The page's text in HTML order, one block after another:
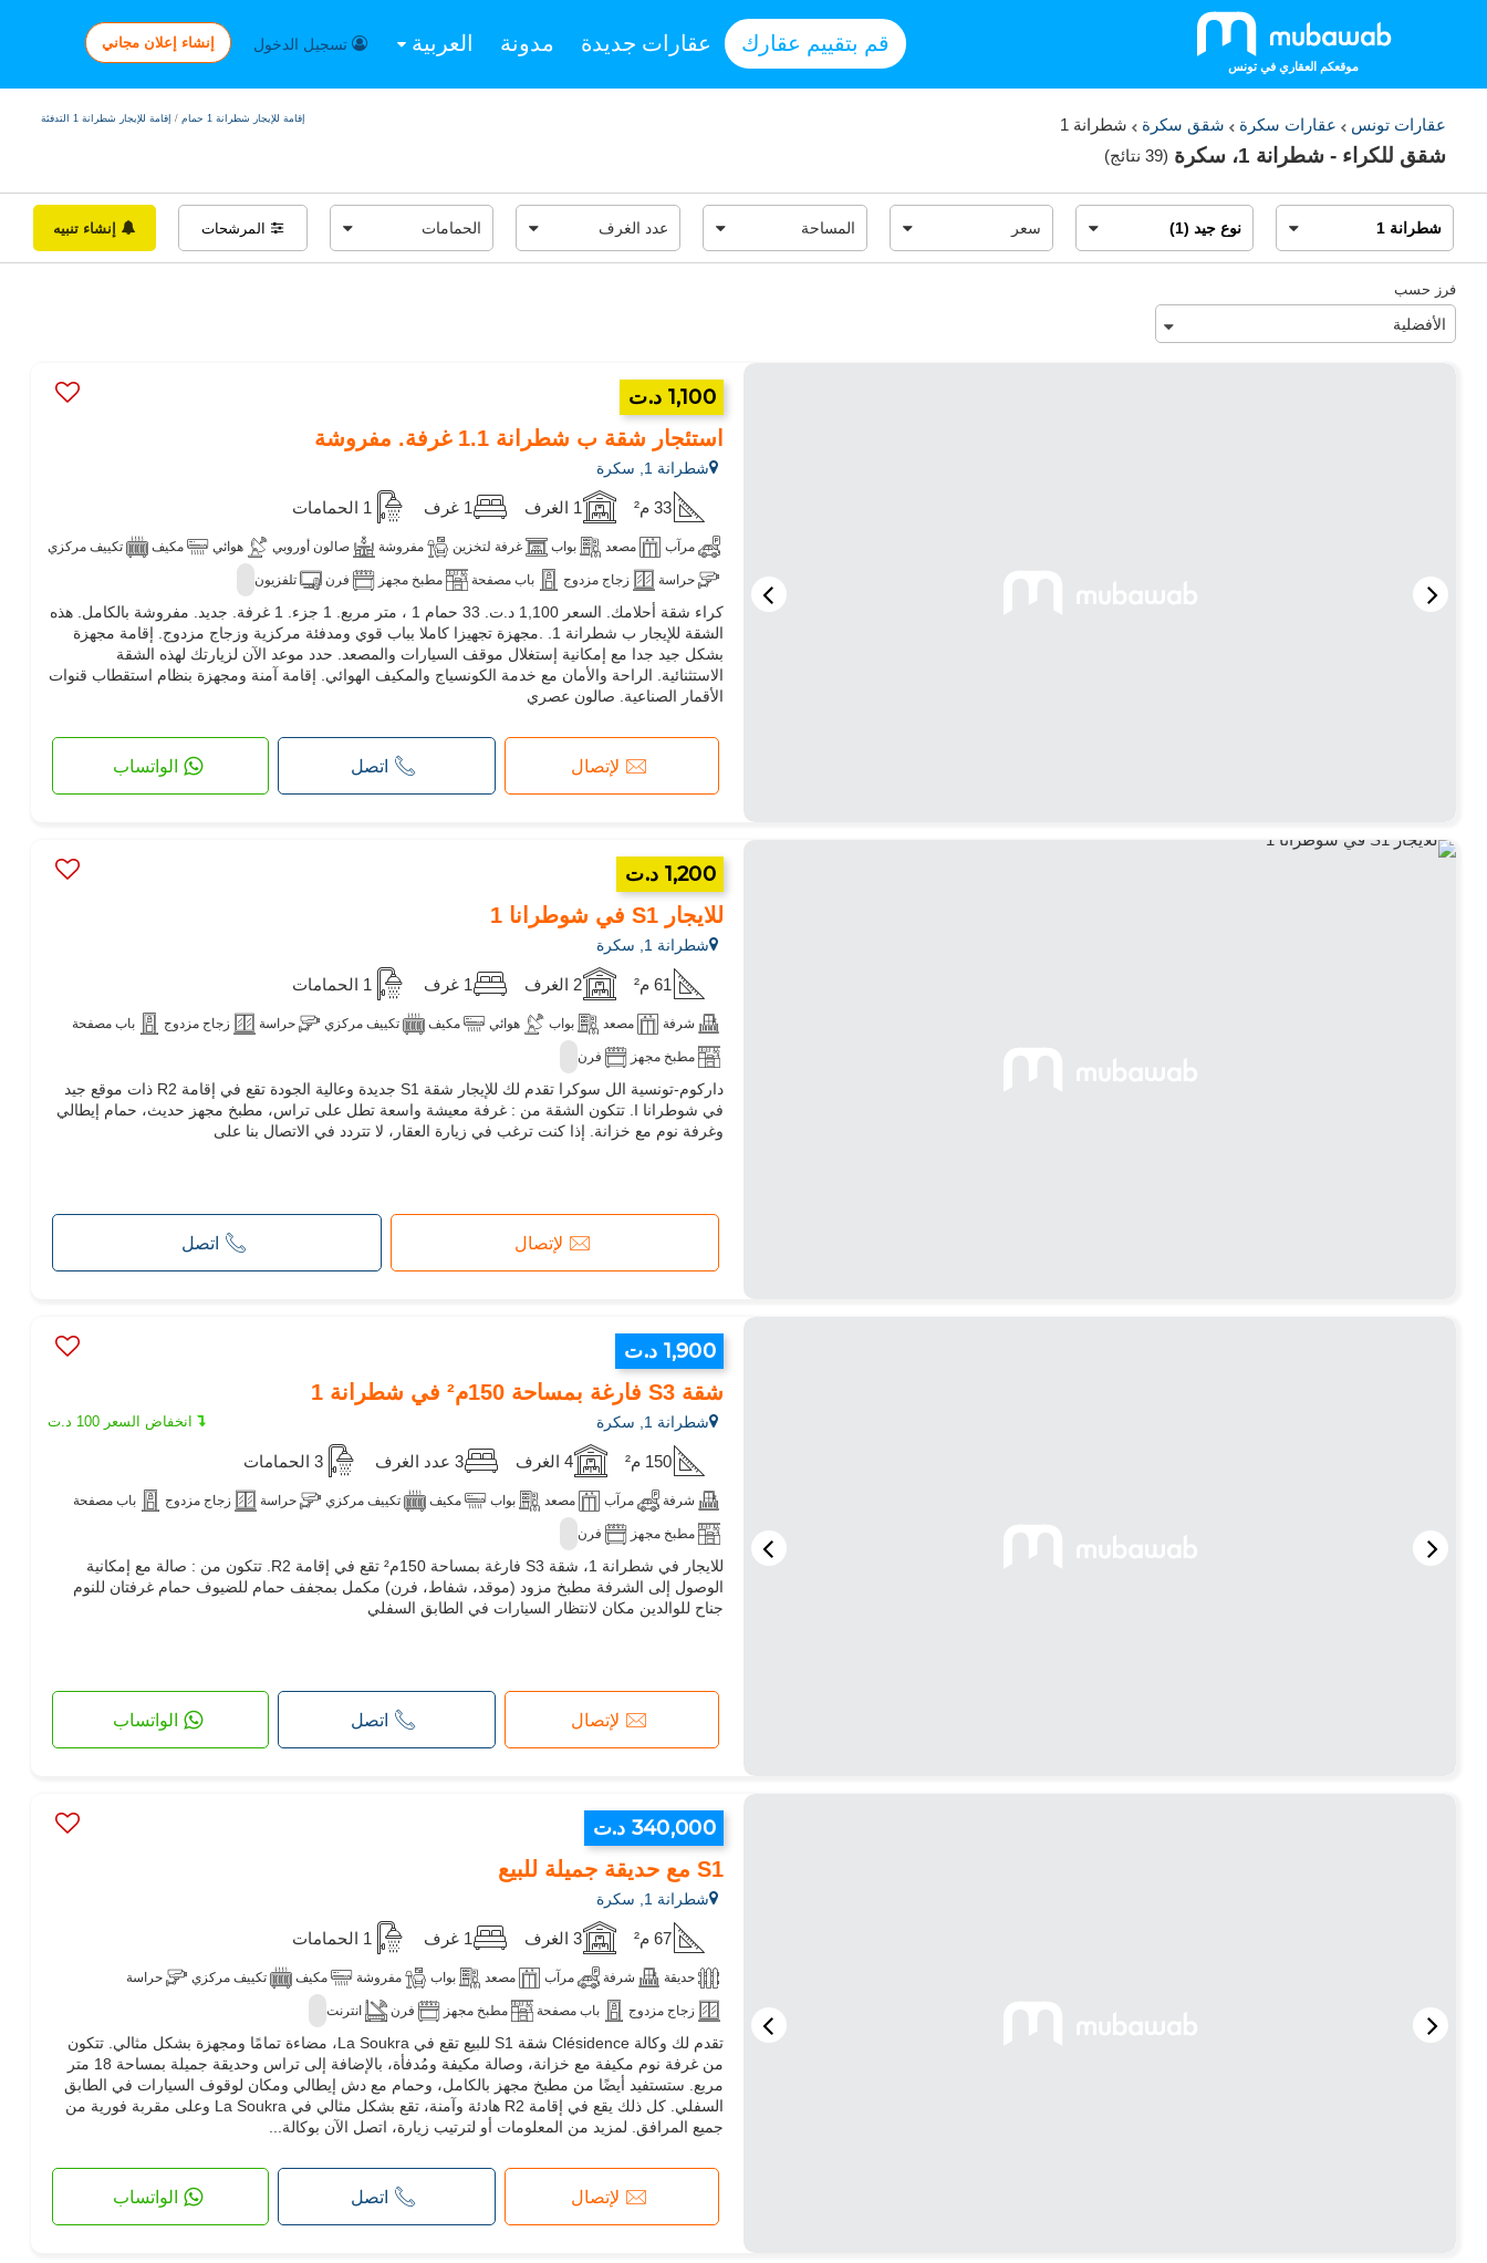
موقعكم العقاري في تونس
قم بتقييم عقارك عقارات جديدة مدونة العربية تسجيل الدخول إنشاء إعلان مجاني
عقارات تونس عقارات سكرة شقق سكرة شطرانة 1
شقق للكراء - شطرانة 1، سكرة (39 نتائج )
إقامة للإيجار شطرانة 1 حمام / إقامة للإيجار شطرانة 1 التدفئة
المرشحات إنشاء تنبيه
فرز حسب
1,100 د.ت
استئجار شقة ب شطرانة 1.1 غرفة. مفروشة
شطرانة 1, سكرة
33 م² 1 الغرف 1 غرف 1 الحمامات
مرآب مصعد بواب غرفة لتخزين مفروشة صالون أوروبي هوائي مكيف تكييف مركزي
حراسة زجاج مزدوج باب مصفحة مطبخ مجهز فرن تلفزيون
كراء شقة أحلامك. السعر 1,100 د.ت. 33 حمام 1 ، متر مربع. 1 جزء. 1 غرفة. جديد. مفروشة بالكامل. هذه
الشقة للإيجار ب شطرانة 1. .مجهزة تجهيزا كاملا بباب قوي ومدفئة مركزية وزجاج مزدوج. إقامة مجهزة
بشكل جيد جدا مع إمكانية إستغلال موقف السيارات والمصعد. حدد موعد الآن لزيارتك لهذه الشقة
الاستثنائية. الراحة والأمان مع خدمة الكونسياج والمكيف الهوائي. إقامة آمنة ومجهزة بنظام استقطاب قنوات
الأقمار الصناعية. صالون عصري
لإتصال اتصل الواتساب
1,200 د.ت
للايجار S1 في شوطرانا 1
شطرانة 1, سكرة
61 م² 2 الغرف 1 غرف 1 الحمامات
شرفة مصعد بواب هوائي مكيف تكييف مركزي حراسة زجاج مزدوج باب مصفحة
مطبخ مجهز فرن
داركوم-تونسية الل سوكرا تقدم لك للإيجار شقة S1 جديدة وعالية الجودة تقع في إقامة R2 ذات موقع جيد
في شوطرانا I. تتكون الشقة من : غرفة معيشة واسعة تطل على تراس، مطبخ مجهز حديث، حمام إيطالي
وغرفة نوم مع خزانة. إذا كنت ترغب في زيارة العقار، لا تتردد في الاتصال بنا على
لإتصال اتصل
1,900 د.ت
شقة S3 فارغة بمساحة 150م² في شطرانة 1
شطرانة 1, سكرة انخفاض السعر 100 د.ت
150 م² 4 الغرف 3 عدد الغرف 3 الحمامات
شرفة مرآب مصعد بواب مكيف تكييف مركزي حراسة زجاج مزدوج باب مصفحة
مطبخ مجهز فرن
للايجار في شطرانة 1، شقة S3 فارغة بمساحة 150م² تقع في إقامة R2. تتكون من : صالة مع إمكانية
الوصول إلى الشرفة مطبخ مزود (موقد، شفاط، فرن) مكمل بمجفف حمام للضيوف حمام غرفتان للنوم
جناح للوالدين مكان لانتظار السيارات في الطابق السفلي
لإتصال اتصل الواتساب
340,000 د.ت
S1 مع حديقة جميلة للبيع
شطرانة 1, سكرة
67 م² 3 الغرف 1 غرف 1 الحمامات
حديقة شرفة مرآب مصعد بواب مفروشة مكيف تكييف مركزي حراسة
زجاج مزدوج باب مصفحة مطبخ مجهز فرن انترنت
تقدم لك وكالة Clésidence شقة S1 للبيع تقع في La Soukra، مضاءة تمامًا ومجهزة بشكل مثالي. تتكون
من غرفة نوم مكيفة مع خزانة، وصالة مكيفة ومُدفأة، بالإضافة إلى تراس وحديقة جميلة بمساحة 18 متر
مربع. ستستفيد أيضًا من مطبخ مجهز بالكامل، وحمام مع دش إيطالي ومكان لوقوف السيارات في الطابق
السفلي. كل ذلك يقع في إقامة R2 هادئة وآمنة، تقع بشكل مثالي في La Soukra وعلى مقربة فورية من
جميع المرافق. لمزيد من المعلومات أو لترتيب زيارة، اتصل الآن بوكالة...
لإتصال اتصل الواتساب